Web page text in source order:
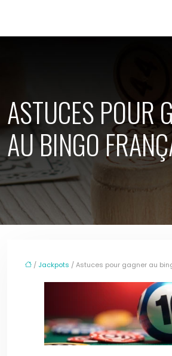
ASTUCES POUR
AU BINGO
/ Jackpots / Astuces pour gagner au